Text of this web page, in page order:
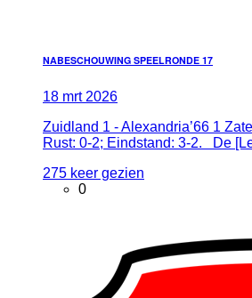
NABESCHOUWING SPEELRONDE 17
18 mrt 2026
Zuidland 1 - Alexandria’66 1
Rust: 0-2; Eindstand: 3-2. De
275 keer gezien
0